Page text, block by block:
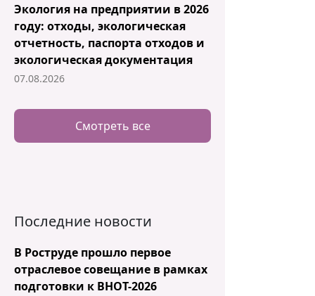
Экология на предприятии в 2026
году: отходы, экологическая
отчетность, паспорта отходов и
экологическая документация
07.08.2026
Смотреть все
Последние новости
В Роструде прошло первое
отраслевое совещание в рамках
подготовки к ВНОТ-2026